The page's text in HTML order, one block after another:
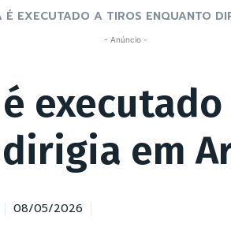
É EXECUTADO A TIROS ENQUANTO
- Anúncio -
em
08/05/2026